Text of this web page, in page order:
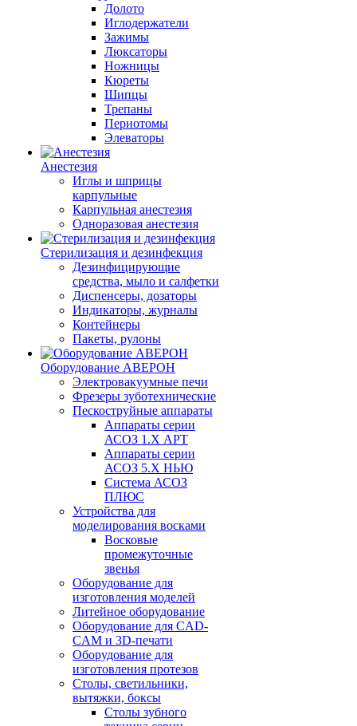
Долото
Иглодержатели
Зажимы
Люксаторы
Ножницы
Кюреты
Шипцы
Трепаны
Периотомы
Элеваторы
Анестезия
Иглы и шприцы
карпульные
Карпульная анестезия
Одноразовая анестезия
Стерилизация и дезинфекция
Дезинфицирующие
средства, мыло и салфетки
Диспенсеры, дозаторы
Индикаторы, журналы
Контейнеры
Пакеты, рулоны
Оборудование АВЕРОН
Электровакуумные печи
Фрезеры зуботехнические
Пескоструйные аппараты
Аппараты серии
АСОЗ 1.Х АРТ
Аппараты серии
АСОЗ 5.Х НЬЮ
Система АСОЗ
ПЛЮС
Устройства для
моделирования восками
Восковые
промежуточные
звенья
Оборудование для
изготовления моделей
Литейное оборудование
Оборудование для CAD-
CAM и 3D-печати
Оборудование для
изготовления протезов
Cтолы, светильники,
вытяжки, боксы
Столы зубного